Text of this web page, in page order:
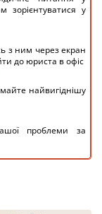
у
з ним через екран
до юриста в офіс
найвигіднішу
проблеми за